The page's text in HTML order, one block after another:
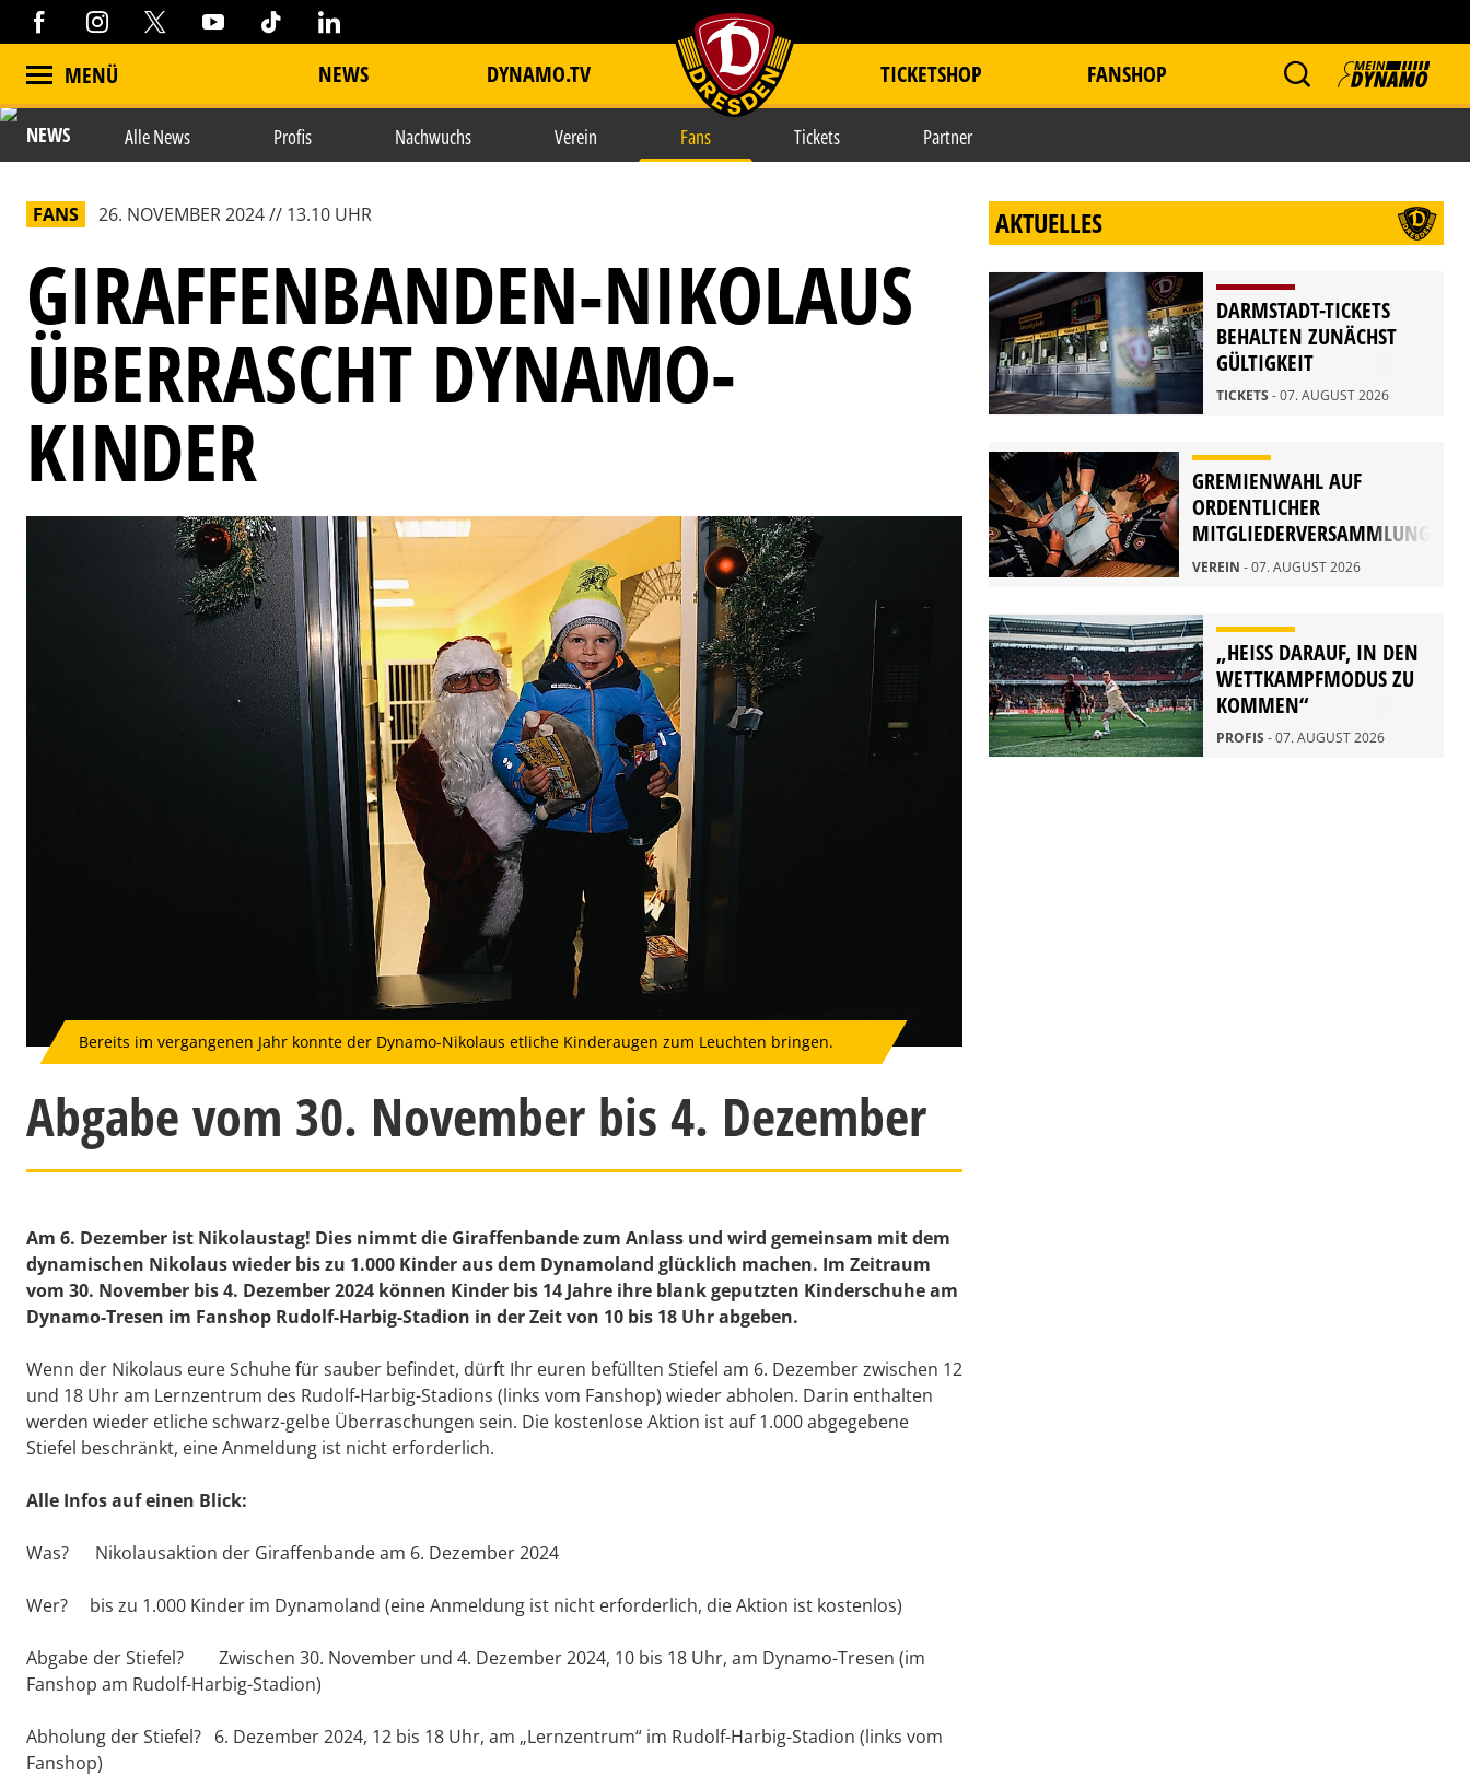
MENÜ NEWS DYNAMO.TV item.title TICKETSHOP FANSHOP
NEWS Alle News Profis Nachwuchs Verein Fans Tickets Partner
FANS 26. NOVEMBER 2024 // 13.10 UHR
GIRAFFENBANDEN-NIKOLAUS
ÜBERRASCHT DYNAMO-
KINDER
Bereits im vergangenen Jahr konnte der Dynamo-Nikolaus etliche Kinderaugen zum Leuchten bringen.
Abgabe vom 30. November bis 4. Dezember
Am 6. Dezember ist Nikolaustag! Dies nimmt die Giraffenbande zum Anlass und wird gemeinsam mit dem
dynamischen Nikolaus wieder bis zu 1.000 Kinder aus dem Dynamoland glücklich machen. Im Zeitraum
vom 30. November bis 4. Dezember 2024 können Kinder bis 14 Jahre ihre blank geputzten Kinderschuhe am
Dynamo-Tresen im Fanshop Rudolf-Harbig-Stadion in der Zeit von 10 bis 18 Uhr abgeben.
Wenn der Nikolaus eure Schuhe für sauber befindet, dürft Ihr euren befüllten Stiefel am 6. Dezember zwischen 12
und 18 Uhr am Lernzentrum des Rudolf-Harbig-Stadions (links vom Fanshop) wieder abholen. Darin enthalten
werden wieder etliche schwarz-gelbe Überraschungen sein. Die kostenlose Aktion ist auf 1.000 abgegebene
Stiefel beschränkt, eine Anmeldung ist nicht erforderlich.
Alle Infos auf einen Blick:
Was? Nikolausaktion der Giraffenbande am 6. Dezember 2024
Wer? bis zu 1.000 Kinder im Dynamoland (eine Anmeldung ist nicht erforderlich, die Aktion ist kostenlos)
Abgabe der Stiefel? Zwischen 30. November und 4. Dezember 2024, 10 bis 18 Uhr, am Dynamo-Tresen (im
Fanshop am Rudolf-Harbig-Stadion)
Abholung der Stiefel? 6. Dezember 2024, 12 bis 18 Uhr, am „Lernzentrum“ im Rudolf-Harbig-Stadion (links vom
Fanshop)
AKTUELLES
DARMSTADT-TICKETS
BEHALTEN ZUNÄCHST
GÜLTIGKEIT
TICKETS - 07. AUGUST 2026
GREMIENWAHL AUF
ORDENTLICHER
MITGLIEDERVERSAMMLUNG
2026
VEREIN - 07. AUGUST 2026
„HEISS DARAUF, IN DEN W
ETTKAMPFMODUS ZU K
OMMEN“
PROFIS - 07. AUGUST 2026